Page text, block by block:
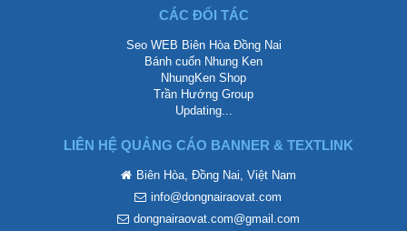
CÁC ĐỐI TÁC
Seo WEB Biên Hòa Đồng Nai
Bánh cuốn Nhung Ken
NhungKen Shop
Trần Hướng Group
Updating...
LIÊN HỆ QUẢNG CÁO BANNER & TEXTLINK
Biên Hòa, Đồng Nai, Việt Nam
info@dongnairaovat.com
dongnairaovat.com@gmail.com